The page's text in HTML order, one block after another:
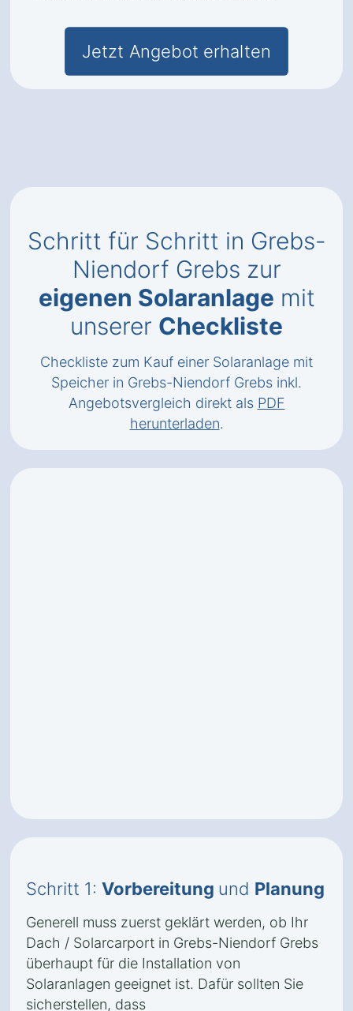
Jetzt Angebot erhalten
Schritt für Schritt in Grebs-
Niendorf Grebs zur
eigenen Solaranlage mit
unserer Checkliste
Checkliste zum Kauf einer Solaranlage mit
Speicher in Grebs-Niendorf Grebs inkl.
Angebotsvergleich direkt als PDF
herunterladen.
Schritt 1: Vorbereitung und Planung
Generell muss zuerst geklärt werden, ob Ihr
Dach / Solarcarport in Grebs-Niendorf Grebs
überhaupt für die Installation von
Solaranlagen geeignet ist. Dafür sollten Sie
sicherstellen, dass